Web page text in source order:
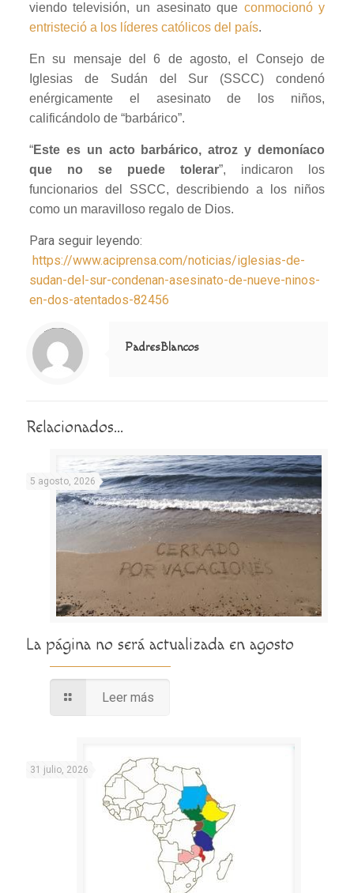
viendo televisión, un asesinato que conmocionó y
entristeció a los líderes católicos del país.
En su mensaje del 6 de agosto, el Consejo de
Iglesias de Sudán del Sur (SSCC) condenó
enérgicamente el asesinato de los niños,
calificándolo de “barbárico”.
“Este es un acto barbárico, atroz y demoníaco
que no se puede tolerar”, indicaron los
funcionarios del SSCC, describiendo a los niños
como un maravilloso regalo de Dios.
Para seguir leyendo:
https://www.aciprensa.com/noticias/iglesias-de-
sudan-del-sur-condenan-asesinato-de-nueve-ninos-
en-dos-atentados-82456
Notice
: Trying to access array offset on value of type null in
/home/misioner/public_html/padresblancos/themes/betheme/includes/content-single.php
on line
286
PadresBlancos
Relacionados...
5 agosto, 2026
La página no será actualizada en agosto
Leer más
31 julio, 2026